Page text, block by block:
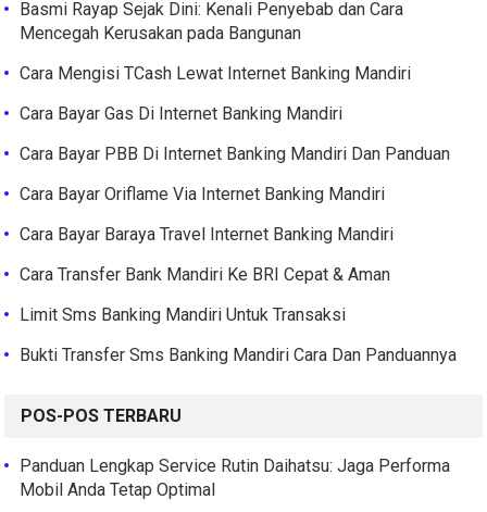
Basmi Rayap Sejak Dini: Kenali Penyebab dan Cara
Mencegah Kerusakan pada Bangunan
Cara Mengisi TCash Lewat Internet Banking Mandiri
Cara Bayar Gas Di Internet Banking Mandiri
Cara Bayar PBB Di Internet Banking Mandiri Dan Panduan
Cara Bayar Oriflame Via Internet Banking Mandiri
Cara Bayar Baraya Travel Internet Banking Mandiri
Cara Transfer Bank Mandiri Ke BRI Cepat & Aman
Limit Sms Banking Mandiri Untuk Transaksi
Bukti Transfer Sms Banking Mandiri Cara Dan Panduannya
POS-POS TERBARU
Panduan Lengkap Service Rutin Daihatsu: Jaga Performa
Mobil Anda Tetap Optimal